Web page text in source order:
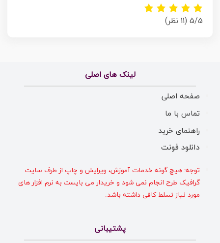
5/5 (11 نظر)
لینک های اصلی
صفحه اصلی
تماس با ما
راهنمای خرید
دانلود فونت
توجه: هیچ گونه خدمات آموزش، ویرایش و چاپ از طرف سایت
گرافیک طرح انجام نمی شود و خریدار می بایست به نرم افزار های
مورد نیاز تسلط کافی داشته باشد.
پشتیبانی